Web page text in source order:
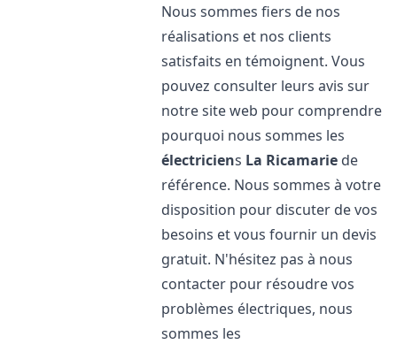
Nous sommes fiers de nos
réalisations et nos clients
satisfaits en témoignent. Vous
pouvez consulter leurs avis sur
notre site web pour comprendre
pourquoi nous sommes les
électriciens La Ricamarie de
référence. Nous sommes à votre
disposition pour discuter de vos
besoins et vous fournir un devis
gratuit. N'hésitez pas à nous
contacter pour résoudre vos
problèmes électriques, nous
sommes les